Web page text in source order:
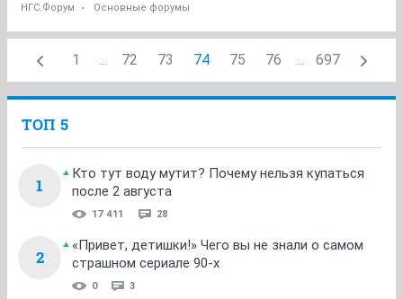
НГС.Форум Основные форумы
1 ... 72 73 74 75 76 ... 697
ТОП 5
1
Кто тут воду мутит? Почему нельзя купаться
после 2 августа
17 411 28
2
«Привет, детишки!» Чего вы не знали о самом
страшном сериале 90-х
0 3